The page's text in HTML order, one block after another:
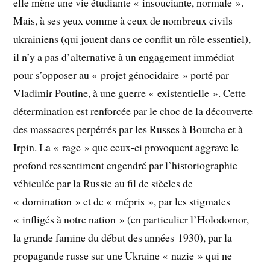
Mais, à ses yeux comme à ceux de nombreux civils
ukrainiens (qui jouent dans ce conflit un rôle essentiel),
il n’y a pas d’alternative à un engagement immédiat
pour s’opposer au « projet génocidaire » porté par
Vladimir Poutine, à une guerre « existentielle ». Cette
détermination est renforcée par le choc de la découverte
des massacres perpétrés par les Russes à Boutcha et à
Irpin. La « rage » que ceux-ci provoquent aggrave le
profond ressentiment engendré par l’historiographie
véhiculée par la Russie au fil de siècles de
« domination » et de « mépris », par les stigmates
« infligés à notre nation » (en particulier l’Holodomor,
la grande famine du début des années 1930), par la
propagande russe sur une Ukraine « nazie » qui ne